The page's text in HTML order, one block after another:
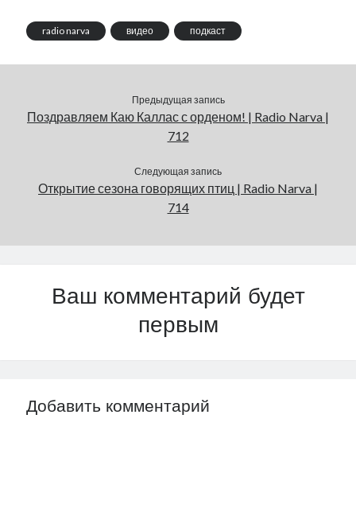
radio narva видео подкаст
Предыдущая запись
Поздравляем Каю Каллас с орденом! | Radio Narva |
712
Следующая запись
Открытие сезона говорящих птиц | Radio Narva |
714
Ваш комментарий будет
первым
Добавить комментарий